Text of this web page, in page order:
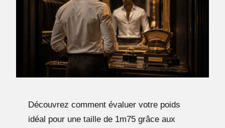
Découvrez comment évaluer votre poids
idéal pour une taille de 1m75 grâce aux